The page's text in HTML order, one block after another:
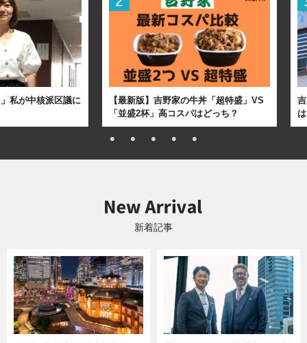
私が中核派区議に
【最新版】吉野家の牛丼「超特盛」VS
「並盛2杯」高コスパはどっち？
新着記事